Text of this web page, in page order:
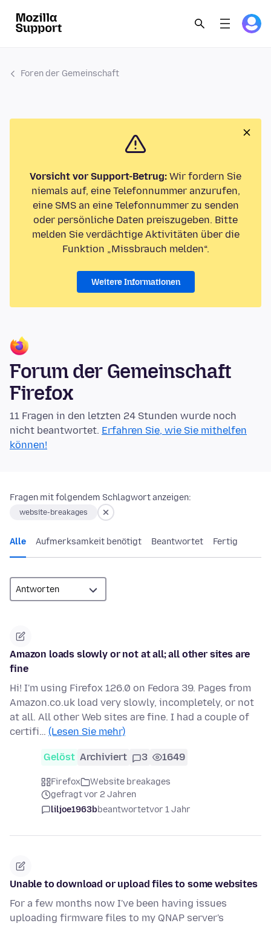
Foren der Gemeinschaft
Vorsicht vor Support-Betrug: Wir fordern Sie
niemals auf, eine Telefonnummer anzurufen,
eine SMS an eine Telefonnummer zu senden
oder persönliche Daten preiszugeben. Bitte
melden Sie verdächtige Aktivitäten über die
Funktion „Missbrauch melden“.
Weitere Informationen
Forum der Gemeinschaft
Firefox
11 Fragen in den letzten 24 Stunden wurde noch
nicht beantwortet. Erfahren Sie, wie Sie mithelfen
können!
Fragen mit folgendem Schlagwort anzeigen:
website-breakages
Alle Aufmerksamkeit benötigt Beantwortet Fertig
Amazon loads slowly or not at all; all other sites are
fine
Hi! I'm using Firefox 126.0 on Fedora 39. Pages from
Amazon.co.uk load very slowly, incompletely, or not
at all. All other Web sites are fine. I had a couple of
certifi… (Lesen Sie mehr)
Gelöst Archiviert 3 1649
Firefox
Website breakages
gefragt vor 2 Jahren
liljoe1963bbeantwortetvor 1 Jahr
Unable to download or upload files to some websites
For a few months now I've been having issues
uploading firmware files to my QNAP server's